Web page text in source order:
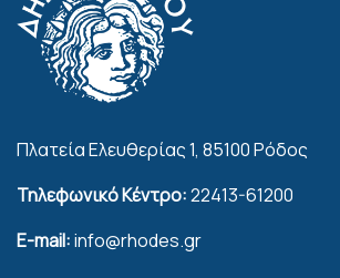
Πλατεία Ελευθερίας 1, 85100 Ρόδος
Τηλεφωνικό Κέντρο:22413-61200
E-mail:info@rhodes.gr